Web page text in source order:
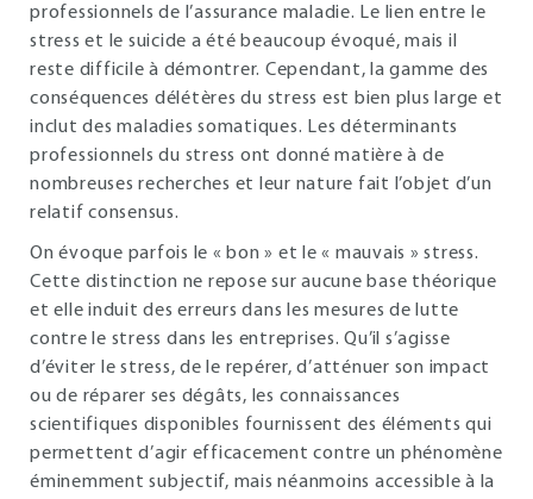
professionnels de l’assurance maladie. Le lien entre le
stress et le suicide a été beaucoup évoqué, mais il
reste difficile à démontrer. Cependant, la gamme des
conséquences délétères du stress est bien plus large et
inclut des maladies somatiques. Les déterminants
professionnels du stress ont donné matière à de
nombreuses recherches et leur nature fait l’objet d’un
relatif consensus.
On évoque parfois le « bon » et le « mauvais » stress.
Cette distinction ne repose sur aucune base théorique
et elle induit des erreurs dans les mesures de lutte
contre le stress dans les entreprises. Qu’il s’agisse
d’éviter le stress, de le repérer, d’atténuer son impact
ou de réparer ses dégâts, les connaissances
scientifiques disponibles fournissent des éléments qui
permettent d’agir efficacement contre un phénomène
éminemment subjectif, mais néanmoins accessible à la